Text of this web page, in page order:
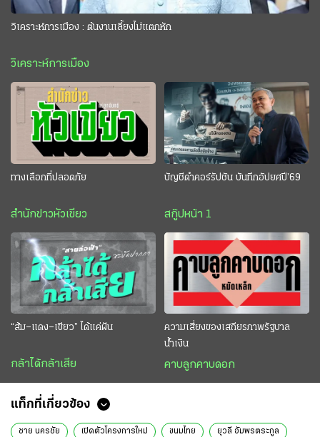
วิเคราะห์การเมือง : ต้นงานเลี้ยงไม่แตกหัก
วิเคราะห์การเมือง
ทางเลือกที่ปลอดภัย
สำนักข่าวหัวเขียว
บัญชีดำคอร์รัปชัน บันทึกอัปยศปี’69
สกู๊ปหน้า 1
“ส้ม–แดง–เขียว” ได้แค่ฝัน
กล้าได้กล้าเสีย
ความเสี่ยงของเสถียรภาพรัฐบาล
น้ำเงิน
คาบลูกคาบดอก
แท็กที่เกี่ยวข้อง
ชาย นครชัย เปิดตัวโครงการใหม่ ขนมไทย ยุวลี อัมพรตระกูล